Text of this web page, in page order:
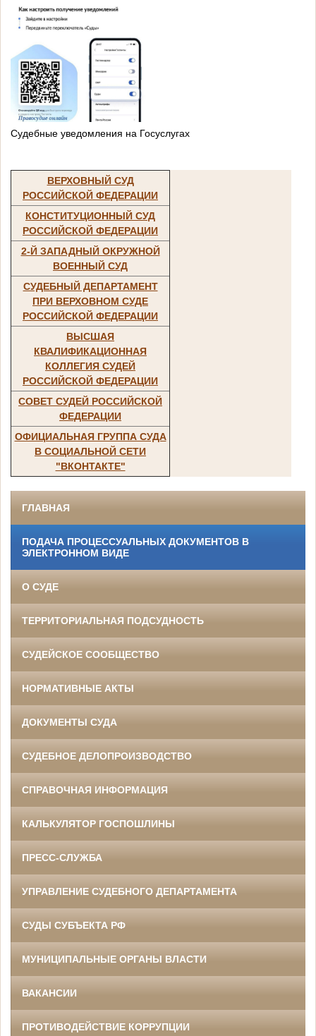
Судебные уведомления на Госуслугах
ВЕРХОВНЫЙ СУД
РОССИЙСКОЙ ФЕДЕРАЦИИ
КОНСТИТУЦИОННЫЙ СУД
РОССИЙСКОЙ ФЕДЕРАЦИИ
2-Й ЗАПАДНЫЙ ОКРУЖНОЙ
ВОЕННЫЙ СУД
СУДЕБНЫЙ ДЕПАРТАМЕНТ
ПРИ ВЕРХОВНОМ СУДЕ
РОССИЙСКОЙ ФЕДЕРАЦИИ
ВЫСШАЯ
КВАЛИФИКАЦИОННАЯ
КОЛЛЕГИЯ СУДЕЙ
РОССИЙСКОЙ ФЕДЕРАЦИИ
СОВЕТ СУДЕЙ РОССИЙСКОЙ
ФЕДЕРАЦИИ
ОФИЦИАЛЬНАЯ ГРУППА СУДА
В СОЦИАЛЬНОЙ СЕТИ
"ВКОНТАКТЕ"
ГЛАВНАЯ
ПОДАЧА ПРОЦЕССУАЛЬНЫХ ДОКУМЕНТОВ В
ЭЛЕКТРОННОМ ВИДЕ
О СУДЕ
ТЕРРИТОРИАЛЬНАЯ ПОДСУДНОСТЬ
СУДЕЙСКОЕ СООБЩЕСТВО
НОРМАТИВНЫЕ АКТЫ
ДОКУМЕНТЫ СУДА
СУДЕБНОЕ ДЕЛОПРОИЗВОДСТВО
СПРАВОЧНАЯ ИНФОРМАЦИЯ
КАЛЬКУЛЯТОР ГОСПОШЛИНЫ
ПРЕСС-СЛУЖБА
УПРАВЛЕНИЕ СУДЕБНОГО ДЕПАРТАМЕНТА
СУДЫ СУБЪЕКТА РФ
МУНИЦИПАЛЬНЫЕ ОРГАНЫ ВЛАСТИ
ВАКАНСИИ
ПРОТИВОДЕЙСТВИЕ КОРРУПЦИИ